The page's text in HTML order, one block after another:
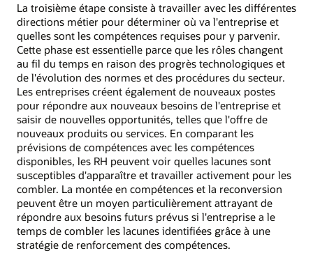
La troisième étape consiste à travailler avec les différentes
directions métier pour déterminer où va l'entreprise et
quelles sont les compétences requises pour y parvenir.
Cette phase est essentielle parce que les rôles changent
au fil du temps en raison des progrès technologiques et
de l'évolution des normes et des procédures du secteur.
Les entreprises créent également de nouveaux postes
pour répondre aux nouveaux besoins de l'entreprise et
saisir de nouvelles opportunités, telles que l'offre de
nouveaux produits ou services. En comparant les
prévisions de compétences avec les compétences
disponibles, les RH peuvent voir quelles lacunes sont
susceptibles d'apparaître et travailler activement pour les
combler. La montée en compétences et la reconversion
peuvent être un moyen particulièrement attrayant de
répondre aux besoins futurs prévus si l'entreprise a le
temps de combler les lacunes identifiées grâce à une
stratégie de renforcement des compétences.